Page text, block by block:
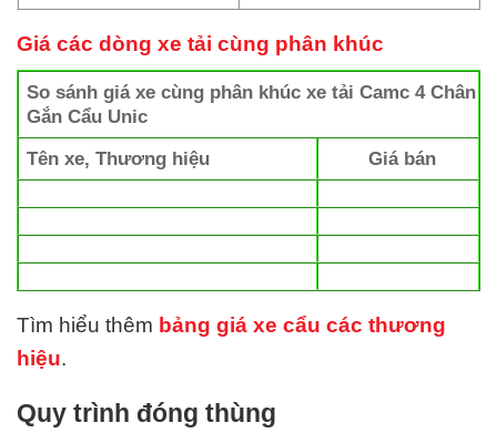
Giá các dòng xe tải cùng phân khúc
So sánh giá xe cùng phân khúc xe tải Camc 4 Chân
Gắn Cẩu Unic
Tên xe, Thương hiệu
Giá bán
Tìm hiểu thêm bảng giá xe cẩu các thương
hiệu.
Quy trình đóng thùng